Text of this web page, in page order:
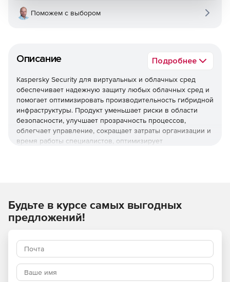
Описание Подробнее
Kaspersky Security для виртуальных и облачных сред
обеспечивает надежную защиту любых облачных сред и
помогает оптимизировать производительность гибридной
инфраструктуры. Продукт уменьшает риски в области
безопасности, улучшает прозрачность процессов,
облегчает управление, сокращает затраты организации и
время работы специалистов, оптимизирует
к угрозам разной сложности.
Основные преимущества
Надежная защита мирового уровня
Многоуровневые технологии проактивной защиты
обеспечивают эффективное противостояние различным
Поможем с выбором
Будьте в курсе самых выгодных
предложений!